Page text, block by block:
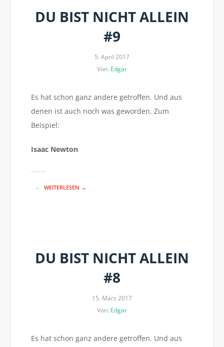
DU BIST NICHT ALLEIN
#9
5. April 2017
Von: Edgar
Es hat schon ganz andere getroffen. Und aus
denen ist auch noch was geworden. Zum
Beispiel:
Isaac Newton
WEITERLESEN →
DU BIST NICHT ALLEIN
#8
15. März 2017
Von: Edgar
Es hat schon ganz andere getroffen. Und aus